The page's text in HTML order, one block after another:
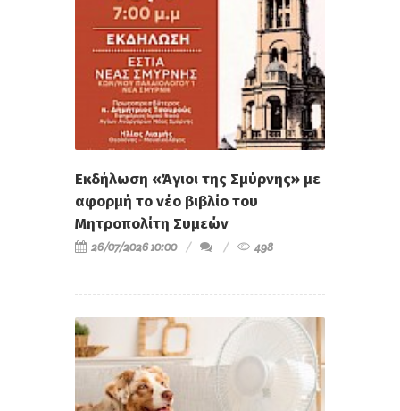
Εκδήλωση «Άγιοι της Σμύρνης» με
αφορμή το νέο βιβλίο του
Μητροπολίτη Συμεών
26/07/2026 10:00 498